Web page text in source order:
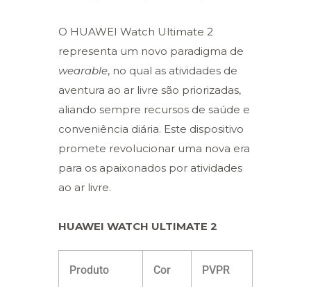
O HUAWEI Watch Ultimate 2
representa um novo paradigma de
wearable, no qual as atividades de
aventura ao ar livre são priorizadas,
aliando sempre recursos de saúde e
conveniência diária. Este dispositivo
promete revolucionar uma nova era
para os apaixonados por atividades
ao ar livre.
HUAWEI WATCH ULTIMATE 2
Produto Cor PVPR